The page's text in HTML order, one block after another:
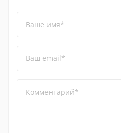
Ваше имя*
Ваш email*
Комментарий*